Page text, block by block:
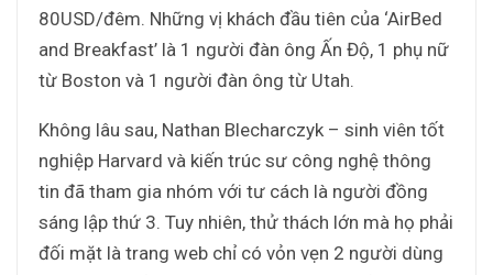
80USD/đêm. Những vị khách đầu tiên của ‘AirBed
and Breakfast’ là 1 người đàn ông Ấn Độ, 1 phụ nữ
từ Boston và 1 người đàn ông từ Utah.
Không lâu sau, Nathan Blecharczyk – sinh viên tốt
nghiệp Harvard và kiến trúc sư công nghệ thông
tin đã tham gia nhóm với tư cách là người đồng
sáng lập thứ 3. Tuy nhiên, thử thách lớn mà họ phải
đối mặt là trang web chỉ có vỏn vẹn 2 người dùng